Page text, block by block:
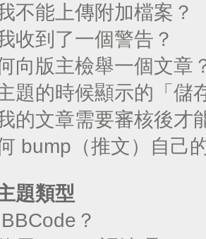
不能上傳附加檔案？
收到了一個警告？
向版主檢舉一個文章
題的時候顯示的「儲
的文章需要審核後才
bump（推文）自己
題類型
？